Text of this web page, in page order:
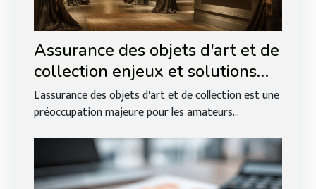
Assurance des objets d'art et de
collection enjeux et solutions
pour préserver votre patrimoine
L'assurance des objets d'art et de collection est une
préoccupation majeure pour les amateurs...